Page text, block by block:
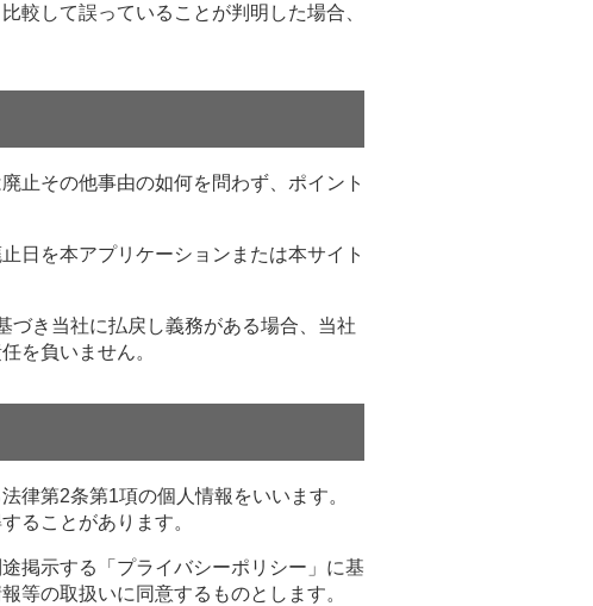
較して誤っていることが判明した場合、
止その他事由の如何を問わず、ポイント
日を本アプリケーションまたは本サイト
づき当社に払戻し義務がある場合、当社
を負いません。
律第2条第1項の個人情報をいいます。
ることがあります。
掲示する「プライバシーポリシー」に基
等の取扱いに同意するものとします。